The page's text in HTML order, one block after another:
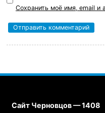
Сохранить моё имя, email и
Сайт Черновцов — 1408